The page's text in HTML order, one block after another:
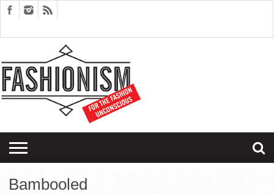
EDITORIALS
COUPLES
THERAPY
SARTORIAGRAM
Bambooled